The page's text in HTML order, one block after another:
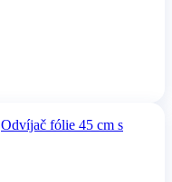
Odvíjač fólie 45 cm s